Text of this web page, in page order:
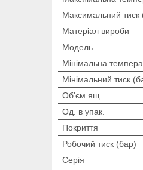
Максимальний тиск
Матеріал вироби
Мoдель
Мінімальна
Мінімальний тиск
Об'єм ящ.
Од. в упак.
Покриття
Робочий тиск (бар)
Серія